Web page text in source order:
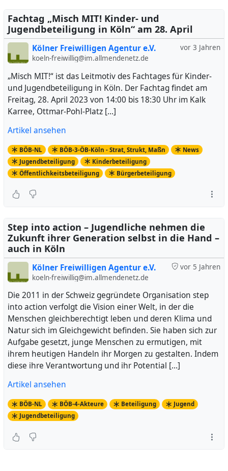
Fachtag „Misch MIT! Kinder- und
Jugendbeteiligung in Köln“ am 28. April
vor 3 Jahren
Kölner Freiwilligen Agentur e.V.
koeln-freiwillig@im.allmendenetz.de
„Misch MIT!“ ist das Leitmotiv des Fachtages für Kinder-
und Jugendbeteiligung in Köln. Der Fachtag findet am
Freitag, 28. April 2023 von 14:00 bis 18:30 Uhr im Kalk
Karree, Ottmar-Pohl-Platz […]
Artikel ansehen
BÖB-NL BÖB-3-ÖB-Köln - Strat, Strukt, Maßn
News
Jugendbeteiligung
Kinderbeteiligung
Öffentlichkeitsbeteiligung
Bürgerbeteiligung
Step into action – Jugendliche nehmen die
Zukunft ihrer Generation selbst in die Hand –
auch in Köln
vor 5 Jahren
Kölner Freiwilligen Agentur e.V.
koeln-freiwillig@im.allmendenetz.de
Die 2011 in der Schweiz gegründete Organisation step
into action verfolgt die Vision einer Welt, in der die
Menschen gleichberechtigt leben und deren Klima und
Natur sich im Gleichgewicht befinden. Sie haben sich zur
Aufgabe gesetzt, junge Menschen zu ermutigen, mit
ihrem heutigen Handeln ihr Morgen zu gestalten. Indem
diese ihre Verantwortung und ihr Potential […]
Artikel ansehen
BÖB-NL BÖB-4-Akteure Beteiligung
Jugend
Jugendbeteiligung